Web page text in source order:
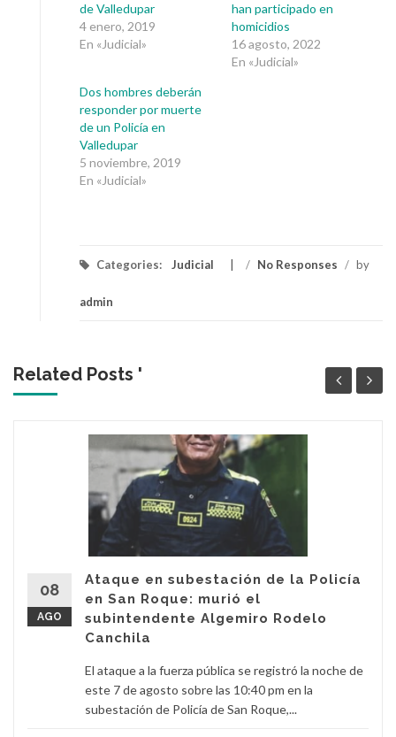
de Valledupar
4 enero, 2019
En «Judicial»
han participado en
homicidios
16 agosto, 2022
En «Judicial»
Dos hombres deberán
responder por muerte
de un Policía en
Valledupar
5 noviembre, 2019
En «Judicial»
Categories: Judicial / No Responses / by
admin
Related Posts '
08
AGO
Ataque en subestación de la Policía
en San Roque: murió el
subintendente Algemiro Rodelo
Canchila
El ataque a la fuerza pública se registró la noche de
este 7 de agosto sobre las 10:40 pm en la
subestación de Policía de San Roque,...